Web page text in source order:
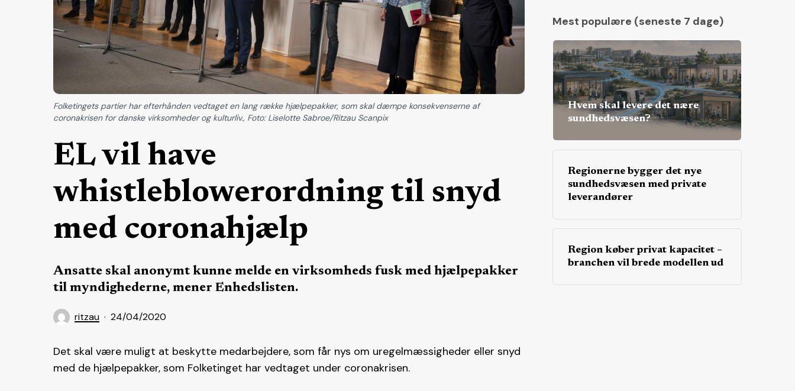
EL vil have
whistleblowerordning til snyd
med coronahjælp
Ansatte skal anonymt kunne melde en virksomheds fusk med hjælpepakker
til myndighederne, mener Enhedslisten.
ritzau 24/04/2020
Folketingets partier har efterhånden vedtaget en lang række hjælpepakker, som skal dæmpe konsekvenserne af
coronakrisen for danske virksomheder og kulturliv., Foto: Liselotte Sabroe/Ritzau Scanpix
Det skal være muligt at beskytte medarbejdere, som får nys om uregelmæssigheder eller snyd
med de hjælpepakker, som Folketinget har vedtaget under coronakrisen.
Mest populære (seneste 7 dage)
Hvem skal levere det nære
sundhedsvæsen?
Regionerne bygger det nye
sundhedsvæsen med private
leverandører
Region køber privat kapacitet –
branchen vil brede modellen ud